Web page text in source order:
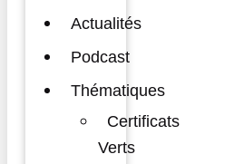
Actualités
Podcast
Thématiques
Certificats
Verts